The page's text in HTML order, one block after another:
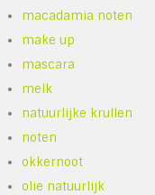
macadamia noten
make up
mascara
melk
natuurlijke krullen
noten
okkernoot
olie natuurlijk